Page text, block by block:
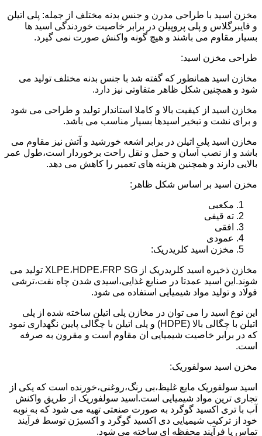
مخزن اسید با طراحی مدرن و جنس بدنه مختلف از جمله: پلی اتیلن
و فایبرگلاس و پلی پروپیلن در برابر خاصیت خوردندگی اسید ها
بسیار مقاوم می باشند و هیچ گونه واکنش صورت نمی گیرد.
طراحی مخزن اسید:
مخازن اسید همانطور که گفته شد با جنس بدنه مختلف تولید می
شود و همچنین شکل ظاهر متفاوتی نیز دارد.
مخازن اسید از کیفیت بالا و کاملا استاندار تولید و طراحی می شود
و برای نشت و تبخیر اسیدها بسیار مناسب می باشد.
مخازن اسید پلی اتیلن در برابر اشعه خورشید و آتش نیز مقاوم می
باشد و از نصب آسان و حمل و نقل راحت برخوردار است،طول عمر
بالایی دارند و همچنین هزینه های تعمیر را کاهش می دهد.
مخزن اسید بر اساس شکل ظاهر:
مکعبی
ته قیفی
افقی
عمودی
مخزن اسید کلریدریک:
مخازن ذخیره اسید کلریدریک از XLPE،HDPE،FRP SG تولید می
شوند.این اسید عمدتا در صنایع غذایی،اسیدی شدن چاه نفت،ترشی
فولاد و تولید مواد شیمیایی استفاده می شود.
این نوع اسید را می توان در مخازن پلی اتیلن ساخته شده از پلی
اتیلن با چگالی بالا (HDPE) و پلی اتیلن با چگالی پایین نگهداری نمود
که در برابر خاصیت شیمیایی ان مقاوم است و مقرون به صرفه
است.
مخزن اسید سولفوریک:
اسید سولفوریک مایع غلیظ،بی رنگ،روغنی،خورنده است که یکی از
تجاری ترین مواد شیمیایی است.اسید سولفوریک از طریق واکنش
آب با تری اکسید گوگرد به صورت صنعتی تهیه می شود که به نوبه
خود از ترکیب شیمیایی دی اکسید گوگرد و اکسیژن توسط فرآیند
تماس یا فرآیند محفظه ای ساخته می شود.